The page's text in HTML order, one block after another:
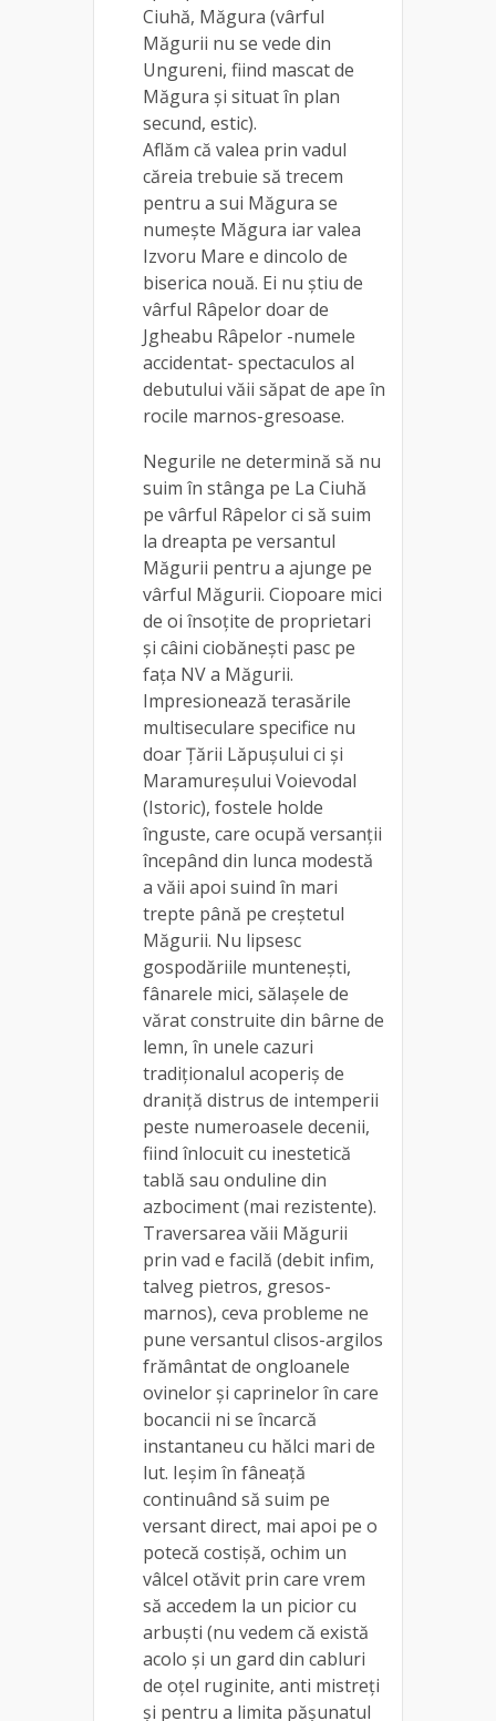
Ciuhă, Măgura (vârful
Măgurii nu se vede din
Ungureni, fiind mascat de
Măgura și situat în plan
secund, estic).
Aflăm că valea prin vadul
căreia trebuie să trecem
pentru a sui Măgura se
numește Măgura iar valea
Izvoru Mare e dincolo de
biserica nouă. Ei nu știu de
vârful Râpelor doar de
Jgheabu Râpelor -numele
accidentat- spectaculos al
debutului văii săpat de ape în
rocile marnos-gresoase.
Negurile ne determină să nu
suim în stânga pe La Ciuhă
pe vârful Râpelor ci să suim
la dreapta pe versantul
Măgurii pentru a ajunge pe
vârful Măgurii. Ciopoare mici
de oi însoțite de proprietari
și câini ciobănești pasc pe
fața NV a Măgurii.
Impresionează terasările
multiseculare specifice nu
doar Țării Lăpușului ci și
Maramureșului Voievodal
(Istoric), fostele holde
înguste, care ocupă versanții
începând din lunca modestă
a văii apoi suind în mari
trepte până pe creștetul
Măgurii. Nu lipsesc
gospodăriile muntenești,
fânarele mici, sălașele de
vărat construite din bârne de
lemn, în unele cazuri
tradiționalul acoperiș de
draniță distrus de intemperii
peste numeroasele decenii,
fiind înlocuit cu inestetică
tablă sau onduline din
azbociment (mai rezistente).
Traversarea văii Măgurii
prin vad e facilă (debit infim,
talveg pietros, gresos-
marnos), ceva probleme ne
pune versantul clisos-argilos
frământat de ongloanele
ovinelor și caprinelor în care
bocancii ni se încarcă
instantaneu cu hălci mari de
lut. Ieșim în fâneață
continuând să suim pe
versant direct, mai apoi pe o
potecă costișă, ochim un
vâlcel otăvit prin care vrem
să accedem la un picior cu
arbuști (nu vedem că există
acolo și un gard din cabluri
de oțel ruginite, anti mistreți
și pentru a limita pășunatul